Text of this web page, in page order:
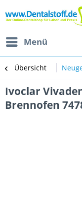
Menü
Übersicht
Ivoclar
Brennofen